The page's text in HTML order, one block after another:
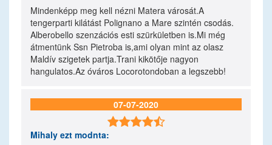
Mindenképp meg kell nézni Matera városát.A
tengerparti kilátást Polignano a Mare szintén csodás.
Alberobello szenzációs esti szürkületben is.Mi még
átmentünk Ssn Pietroba is,ami olyan mint az olasz
Maldív szigetek partja.Trani kikötője nagyon
hangulatos.Az óváros Locorotondoban a legszebb!
07-07-2020

Mihaly ezt modnta: